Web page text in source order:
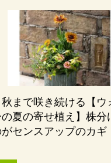
まで咲き続ける【ウ
夏の寄せ植え】株分
センスアップのカギ